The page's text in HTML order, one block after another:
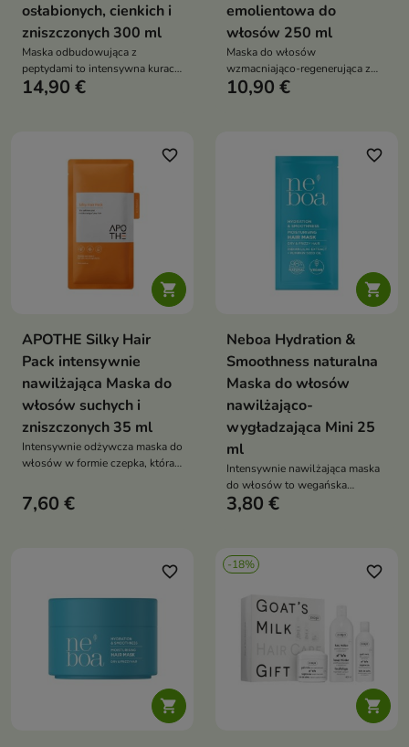
osłabionych, cienkich i
zniszczonych 300 ml
Maska odbudowująca z
peptydami to intensywna kuracja
anti-age dla włosów, która
14,90 €
emolientowa do
włosów 250 ml
Maska do włosów
wzmacniająco-regenerująca z
proteinami ryżowymi to
Zapewnia optymalne nawilżenie,
wygładzenie i naturalny blask
10,90 €

favorite_border
APOTHE Silky Hair
Pack intensywnie
nawilżająca Maska do
włosów suchych i
zniszczonych 35 ml
Intensywnie odżywcza maska do
włosów w formie czepka, która
pasma i nadaje im miękkość oraz
blask
7,60 €

favorite_border
Neboa Hydration &
Smoothness naturalna
Maska do włosów
nawilżająco-
wygładzająca Mini 25
ml
Intensywnie nawilżająca maska
do włosów to wegańska
pielęgnacja z kwasem
włosom jedwabistą miękkość
3,80 €

favorite_border -18%

favorite_border